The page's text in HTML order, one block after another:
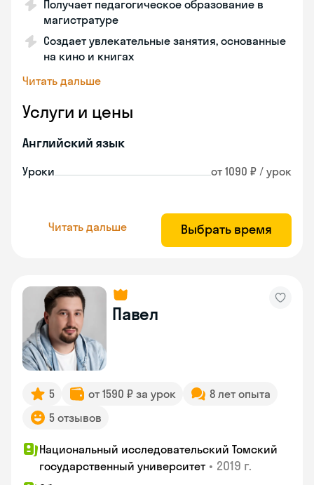
Получает педагогическое образование в
магистратуре
Создает увлекательные занятия, основанные
на кино и книгах
Читать дальше
Услуги и цены
Английский язык
Уроки от 1090 ₽ / урок
Читать дальше Выбрать время
Павел
5 от 1590 ₽ за урок
8 лет опыта
5 отзывов
Национальный исследовательский Томский
государственный университет • 2019 г.